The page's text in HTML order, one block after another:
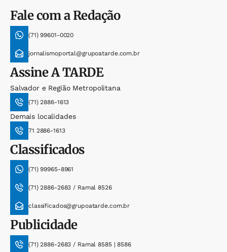
Fale com a Redação
(71) 99601-0020
jornalismoportal@grupoatarde.com.br
AssineA TARDE
Salvador e Região Metropolitana
(71) 2886-1613
Demais localidades
71 2886-1613
Classificados
(71) 99965-8961
(71) 2886-2683 / Ramal 8526
classificados@grupoatarde.com.br
Publicidade
(71) 2886-2683 / Ramal 8585 | 8586